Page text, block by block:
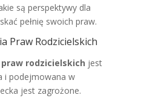
są perspektywy dla
pełnię swoich praw.
Praw Rodzicielskich
rodzicielskich jest
i podejmowana w
jest zagrożone.